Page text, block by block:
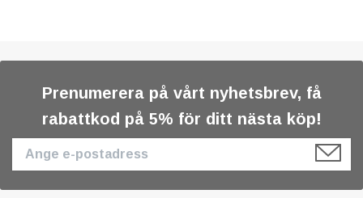
Prenumerera på vårt nyhetsbrev, få
rabattkod på 5% för ditt nästa köp!